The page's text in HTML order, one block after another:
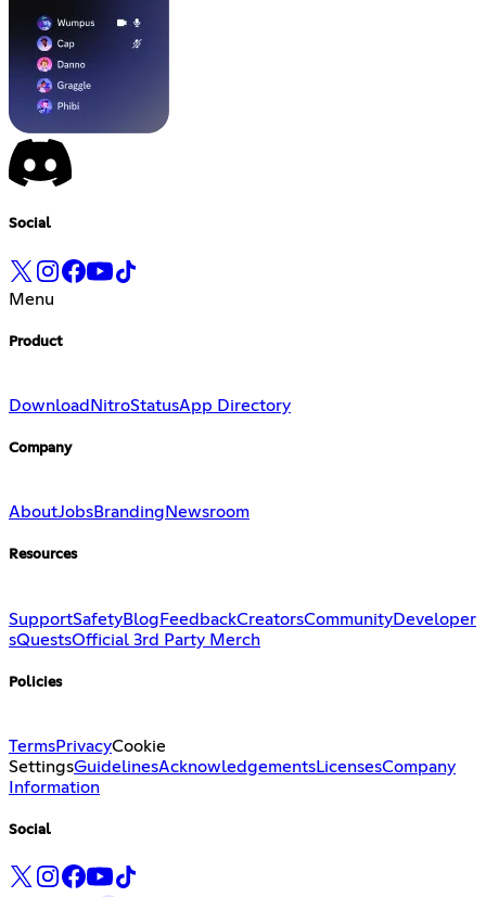
Social
Menu
Product
Download NitroStatusApp Directory
Company
AboutJobsBranding Newsroom
Resources
SupportSafetyBlog FeedbackCreatorsCommunityDeveloper
sQuestsOfficial 3rd Party Merch
Policies
TermsPrivacyCookie
SettingsGuidelinesAcknowledgementsLicensesCompany
Information
Social